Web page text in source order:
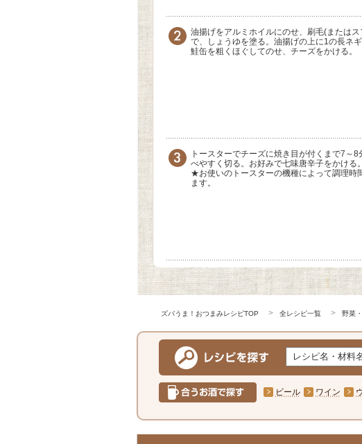
油揚げをアルミホイルにのせ、刷毛(またはス
で、しょうゆを塗る。油揚げの上に1の長ネギ
鮭缶を粗くほぐしてのせ、チーズをかける。
トースターでチーズに焼き目が付くまで7～8
べやすく切る。お好みで七味唐辛子をかける。
★お使いのトースターの機種によって調理時
ます。
ズバうま！おつまみレシピTOP 全レシピ一覧 野菜
ビール ワイン